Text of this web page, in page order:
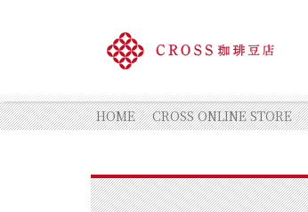
HOME CROSS ONLINE STORE